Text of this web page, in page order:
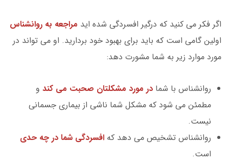
اگر فکر می کنید که درگیر افسردگی شده اید مراجعه به روانشناس
اولین گامی است که باید برای بهبود خود بردارید. او می تواند در
مورد موارد زیر به شما مشورت دهد:
روانشناس با شما در مورد مشکلتان صحبت می کند و
مطمئن می شود که مشکل شما ناشی از بیماری جسمانی
نیست.
روانشناس تشخیص می دهد که افسردگی شما در چه حدی
است.